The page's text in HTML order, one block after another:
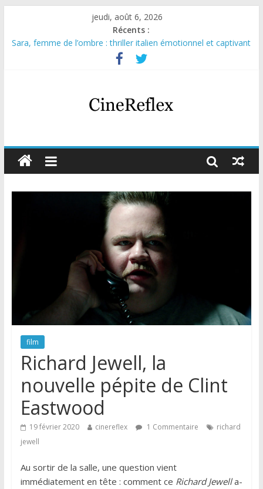
jeudi, août 6, 2026
Récents :
Sara, femme de l’ombre : thriller italien émotionnel et captivant
Journal d’une fille larguée : nouvelle série suédoise sur Netflix
Aema : mini-série sur le tournage d’un film érotique devenu
Glass Heart : excellente série musicale avec Takeru Satō
Olympo, saison 1 : nouvelle série qui séduira les fans de
film
Richard Jewell, la
nouvelle pépite de Clint
Eastwood
19 février 2020 cinereflex 1 Commentaire
richard
jewell
Au sortir de la salle, une question vient
immédiatement en tête : comment ce Richard Jewella-